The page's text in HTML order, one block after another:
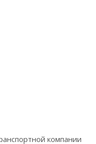
компании